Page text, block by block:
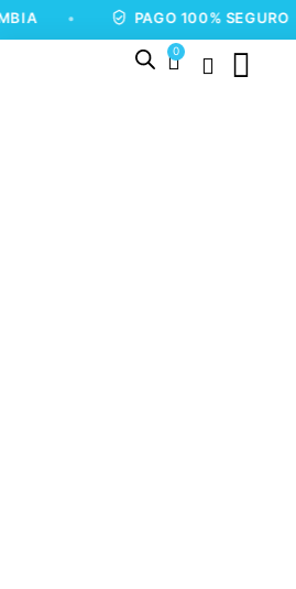
• PAGO 100% SEGURO •
0